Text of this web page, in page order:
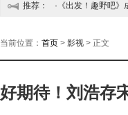
推荐： · 《出发！趣野吧
当前位置： 首页 > 影视 > 正文
好期待！刘浩存